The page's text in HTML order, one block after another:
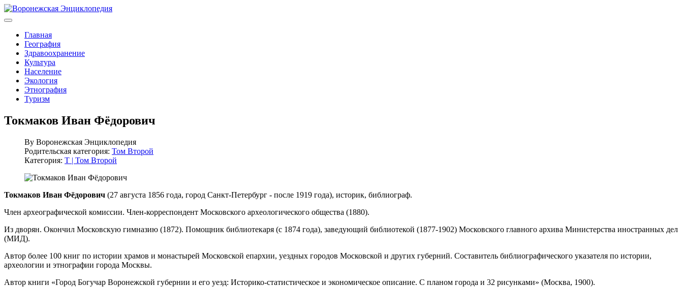
Главная
География
Здравоохранение
Культура
Население
Экология
Этнография
Туризм
Токмаков Иван Фёдорович
By Воронежская Энциклопедия
Родительская категория: Том Второй
Категория: Т | Том Второй
Токмаков Иван Фёдорович (27 августа 1856 года, город Санкт-Петербург - после 1919 года), историк, библиограф.
Член археографической комиссии. Член-корреспондент Московского археологического общества (1880).
Из дворян. Окончил Московскую гимназию (1872). Помощник библиотекаря (с 1874 года), заведующий библиотекой (1877-1902) Московского главного архива Министерства иностранных дел
(МИД).
Автор более 100 книг по истории храмов и монастырей Московской епархии, уездных городов Московской и других губерний. Составитель библиографического указателя по истории,
археологии и этнографии города Москвы.
Автор книги «Город Богучар Воронежской губернии и его уезд: Историко-статистическое и экономическое описание. С планом города и 32 рисунками» (Москва, 1900).